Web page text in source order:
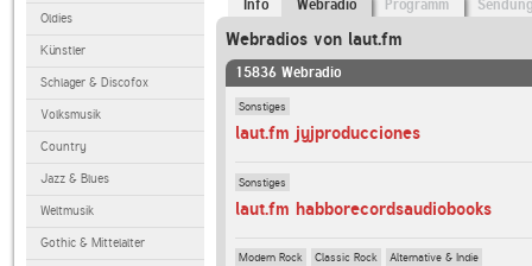
Oldies
Künstler
Schlager & Discofox
Volksmusik
Country
Jazz & Blues
Weltmusik
Gothic & Mittelalter
Info Webradio Programm
Webradios von laut.fm
15836 Webradio
Sonstiges
laut.fm jyjproducciones
Sonstiges
laut.fm habborecordsaudiobooks
Modern Rock Classic Rock Alternative & Indie